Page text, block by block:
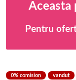
Aceasta
Pentru
0% comision vandut